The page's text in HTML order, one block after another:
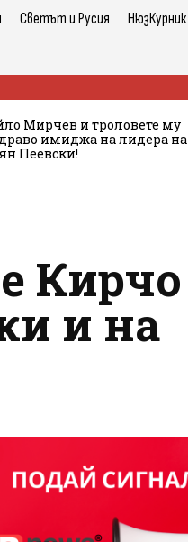
Светът и Русия НюзКурник
Мирчев и троловете му
имиджа на лидера на
Пеевски!
Кирчо
и на